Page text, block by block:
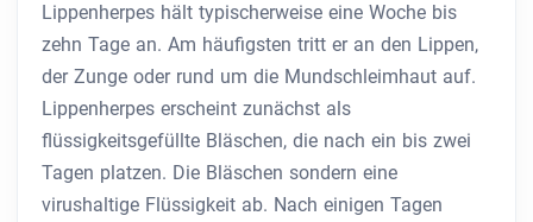
Lippenherpes hält typischerweise eine Woche bis
zehn Tage an. Am häufigsten tritt er an den Lippen,
der Zunge oder rund um die Mundschleimhaut auf.
Lippenherpes erscheint zunächst als
flüssigkeitsgefüllte Bläschen, die nach ein bis zwei
Tagen platzen. Die Bläschen sondern eine
virushaltige Flüssigkeit ab. Nach einigen Tagen